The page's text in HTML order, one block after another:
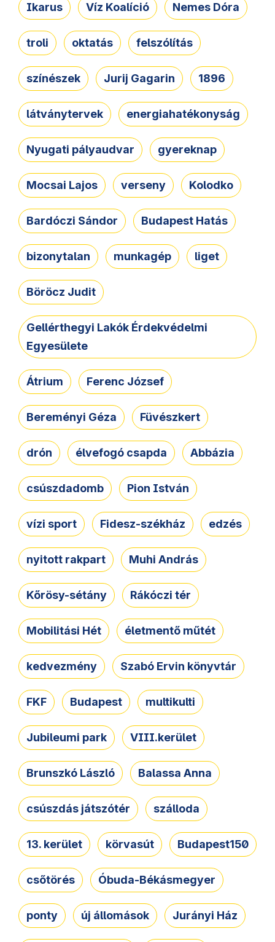
Ikarus Víz Koalíció Nemes Dóra
troli oktatás felszólítás
színészek Jurij Gagarin 1896
látványtervek energiahatékonyság
Nyugati pályaudvar gyereknap
Mocsai Lajos verseny Kolodko
Bardóczi Sándor Budapest Hatás
bizonytalan munkagép liget
Böröcz Judit
Gellérthegyi Lakók Érdekvédelmi
Egyesülete
Átrium Ferenc József
Bereményi Géza Füvészkert
drón élvefogó csapda Abbázia
csúszdadomb Pion István
vízi sport Fidesz-székház edzés
nyitott rakpart Muhi András
Kőrösy-sétány Rákóczi tér
Mobilitási Hét életmentő műtét
kedvezmény Szabó Ervin könyvtár
FKF Budapest multikulti
Jubileumi park VIII.kerület
Brunszkó László Balassa Anna
csúszdás játszótér szálloda
13. kerület körvasút Budapest150
csőtörés Óbuda-Békásmegyer
ponty új állomások Jurányi Ház